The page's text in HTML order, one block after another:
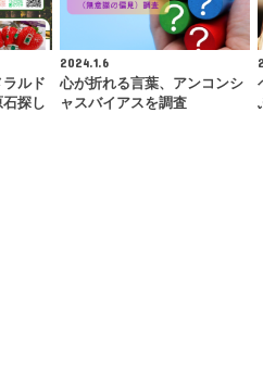
ラルド
探し
2024.1.6
心が折れる言葉、アンコンシ
ャスバイアスを調査